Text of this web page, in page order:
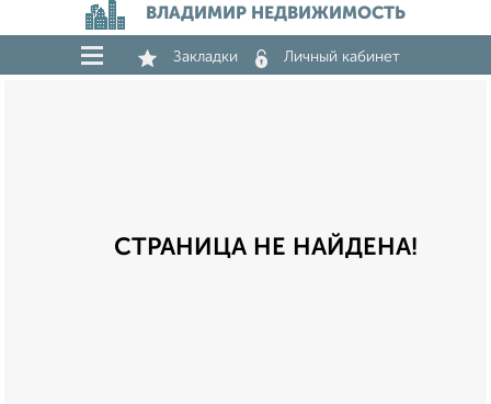
ВЛАДИМИР НЕДВИЖИМОСТЬ
Закладки Личный кабинет
СТРАНИЦА НЕ НАЙДЕНА!